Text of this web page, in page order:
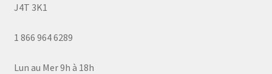
J4T 3K1
1 866 964 6289
Lun au Mer 9h à 18h